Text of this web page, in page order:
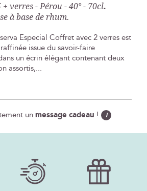
verres - Pérou - 40° - 70cl.
à base de rhum.
Especial Coffret avec 2 verres est
issue du savoir-faire
un écrin élégant contenant deux
assortis,...
unmessage cadeau ! i